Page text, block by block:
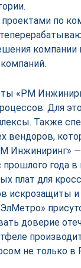
по
«РМ
Для
Также
вендоров,
Инжиниринг»
года в
плат для
искрозащиты
доверие
не только в